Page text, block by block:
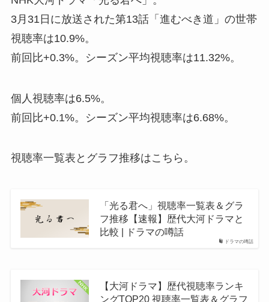
3月31日に放送された第13話「進むべき道」の世帯
視聴率は10.9%。
前回比+0.3%。シーズン平均視聴率は11.32%。
個人視聴率は6.5%。
前回比+0.1%。シーズン平均視聴率は6.68%。
視聴率一覧表とグラフ推移はこちら。
ドラマの噂話
「光る君へ」視聴率一覧表＆グラ
フ推移【速報】歴代大河ドラマと
比較 | ドラマの噂話
【大河ドラマ】歴代視聴率ランキ
ングTOP20 視聴率一覧表＆グラフ